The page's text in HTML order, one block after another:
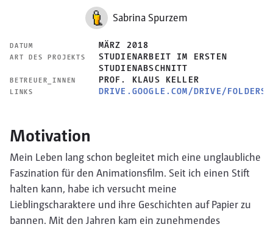
Sabrina Spurzem
DATUM MÄRZ 2018
ART DES PROJEKTS
STUDIENARBEIT IM ERSTEN
STUDIENABSCHNITT
BETREUER_INNEN PROF. KLAUS KELLER
LINKS DRIVE.GOOGLE.COM/DRIVE/FOLDERS/
Motivation
Mein Leben lang schon begleitet mich eine unglaubliche
Faszination für den Animationsfilm. Seit ich einen Stift
halten kann, habe ich versucht meine
Lieblingscharaktere und ihre Geschichten auf Papier zu
bannen. Mit den Jahren kam ein zunehmendes